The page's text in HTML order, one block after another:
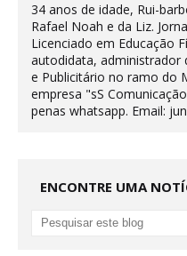
34 anos de idade, Rui-
Rafael Noah e da Liz.
Licenciado em Educação
autodidata, administrador
e Publicitário no ramo do
empresa "sS
penas whatsapp. Email:
ENCONTRE UMA